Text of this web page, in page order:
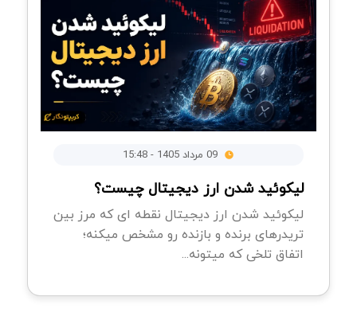
لیکوئید شدن ارز دیجیتال چیست؟
لیکوئید شدن ارز دیجیتال نقطه ای که مرز بین
تریدرهای برنده و بازنده رو مشخص میکنه؛
اتفاق تلخی که میتونه...